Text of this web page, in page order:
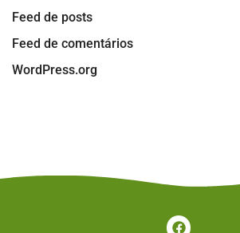
Feed de posts
Feed de comentários
WordPress.org